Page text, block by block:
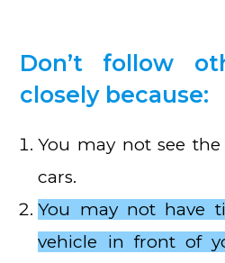
Don’t follow
closely because:
You may not see
cars.
You may not have
vehicle in front of